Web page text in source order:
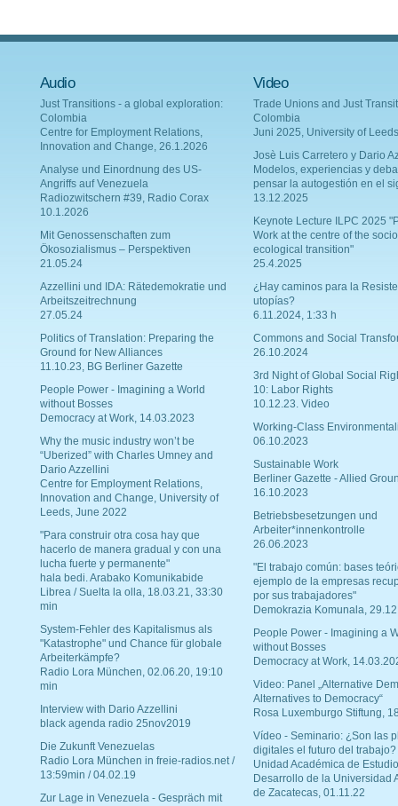
Audio
Just Transitions - a global exploration:
Colombia
Centre for Employment Relations,
Innovation and Change, 26.1.2026
Analyse und Einordnung des US-
Angriffs auf Venezuela
Radiozwitschern #39, Radio Corax
10.1.2026
Mit Genossenschaften zum
Ökosozialismus – Perspektiven
21.05.24
Azzellini und IDA: Rätedemokratie und
Arbeitszeitrechnung
27.05.24
Politics of Translation: Preparing the
Ground for New Alliances
11.10.23, BG Berliner Gazette
People Power - Imagining a World
without Bosses
Democracy at Work, 14.03.2023
Why the music industry won’t be
“Uberized” with Charles Umney and
Dario Azzellini
Centre for Employment Relations,
Innovation and Change, University of
Leeds, June 2022
"Para construir otra cosa hay que
hacerlo de manera gradual y con una
lucha fuerte y permanente"
hala bedi. Arabako Komunikabide
Librea / Suelta la olla, 18.03.21, 33:30
min
System-Fehler des Kapitalismus als
"Katastrophe" und Chance für globale
Arbeiterkämpfe?
Radio Lora München, 02.06.20, 19:10
min
Interview with Dario Azzellini
black agenda radio 25nov2019
Die Zukunft Venezuelas
Radio Lora München in freie-radios.net /
13:59min / 04.02.19
Zur Lage in Venezuela - Gespräch mit
Video
Trade Unions and Just
Colombia
Juni 2025, University of Leeds
Josè Luis Carretero y Dario
Modelos, experiencias y
pensar la autogestión en el
13.12.2025
Keynote Lecture ILPC 2025
Work at the centre of the
ecological transition"
25.4.2025
¿Hay caminos para la
utopías?
6.11.2024, 1:33 h
Commons and Social
26.10.2024
3rd Night of Global Social
10: Labor Rights
10.12.23. Video
Working-Class
06.10.2023
Sustainable Work
Berliner Gazette - Allied
16.10.2023
Betriebsbesetzungen und
Arbeiter*innenkontrolle
26.06.2023
"El trabajo común: bases
ejemplo de la empresas
por sus trabajadores"
Demokrazia Komunala,
People Power - Imagining a
without Bosses
Democracy at Work,
Video: Panel „Alternative
Alternatives to Democracy“
Rosa Luxemburgo Stiftung,
Vídeo - Seminario: ¿Son las
digitales el futuro del trabajo?
Unidad Académica de
Desarrollo de la Universidad
de Zacatecas, 01.11.22